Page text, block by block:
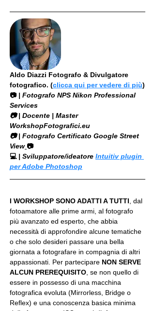
Aldo Diazzi Fotografo & Divulgatore
fotografico. (clicca qui per vedere di più)
📷 | Fotografo NPS Nikon Professional
Services
​📷 | Docente | Master
WorkshopFotografici.eu
📷 | Fotografo Certificato Google Street
View 📷
💻 | Sviluppatore/ideatore Intuitiv plugin
per Adobe Photoshop
I WORKSHOP SONO ADATTI A TUTTI , dal
fotoamatore alle prime armi, al fotografo
più avanzato ed esperto, che abbia
necessità di approfondire alcune tematiche
o che solo desideri passare una bella
giornata a fotografare in compagnia di altri
appassionati. Per partecipare NON SERVE
ALCUN PREREQUISITO , se non quello di
essere in possesso di una macchina
fotografica evoluta (Mirrorless, Bridge o
Reflex) e una conoscenza basica minima